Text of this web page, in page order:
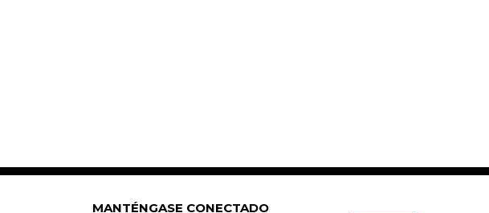
MANTÉNGASE CONECTADO